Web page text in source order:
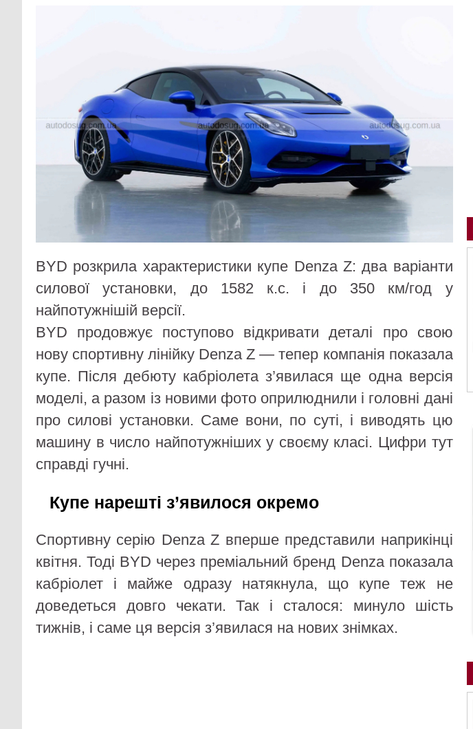
BYD розкрила характеристики купе Denza Z: два варіанти
силової установки, до 1582 к.с. і до 350 км/год у
найпотужнішій версії.
BYD продовжує поступово відкривати деталі про свою
нову спортивну лінійку Denza Z — тепер компанія показала
купе. Після дебюту кабріолета з’явилася ще одна версія
моделі, а разом із новими фото оприлюднили і головні дані
про силові установки. Саме вони, по суті, і виводять цю
машину в число найпотужніших у своєму класі. Цифри тут
справді гучні.
Купе нарешті з’явилося окремо
Спортивну серію Denza Z вперше представили наприкінці
квітня. Тоді BYD через преміальний бренд Denza показала
кабріолет і майже одразу натякнула, що купе теж не
доведеться довго чекати. Так і сталося: минуло шість
тижнів, і саме ця версія з’явилася на нових знімках.